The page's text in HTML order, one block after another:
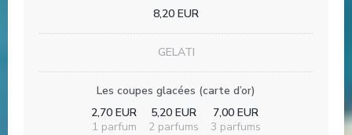
8,20 EUR
GELATI
Les coupes glacées (carte d’or)
2,70 EUR
1 parfum
5,20 EUR
2 parfums
7,00 EUR
3 parfums